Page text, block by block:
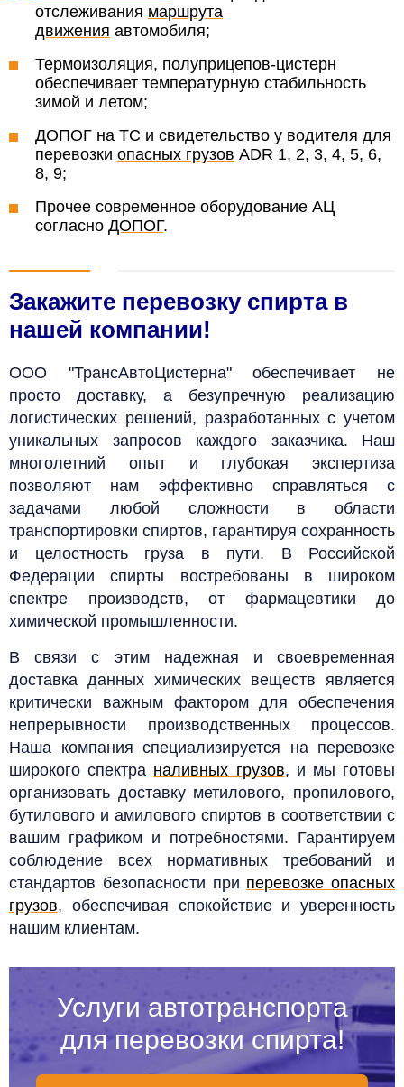
отслеживания маршрута
движения автомобиля;
Термоизоляция, полуприцепов-цистерн
обеспечивает температурную стабильность
зимой и летом;
ДОПОГ на ТС и свидетельство у водителя для
перевозки опасных грузов ADR 1, 2, 3, 4, 5, 6,
8, 9;
Прочее современное оборудование АЦ
согласно ДОПОГ.
Закажите перевозку спирта в
нашей компании!
ООО "ТрансАвтоЦистерна" обеспечивает не
просто доставку, а безупречную реализацию
логистических решений, разработанных с учетом
уникальных запросов каждого заказчика. Наш
многолетний опыт и глубокая экспертиза
позволяют нам эффективно справляться с
задачами любой сложности в области
транспортировки спиртов, гарантируя сохранность
и целостность груза в пути. В Российской
Федерации спирты востребованы в широком
спектре производств, от фармацевтики до
химической промышленности.
В связи с этим надежная и своевременная
доставка данных химических веществ является
критически важным фактором для обеспечения
непрерывности производственных процессов.
Наша компания специализируется на перевозке
широкого спектра наливных грузов, и мы готовы
организовать доставку метилового, пропилового,
бутилового и амилового спиртов в соответствии с
вашим графиком и потребностями. Гарантируем
соблюдение всех нормативных требований и
стандартов безопасности при перевозке опасных
грузов, обеспечивая спокойствие и уверенность
нашим клиентам.
Услуги автотранспорта
для перевозки спирта!